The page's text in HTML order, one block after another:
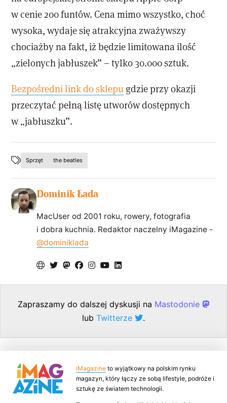
w cenie 200 funtów. Cena mimo wszystko, choć
wysoka, wydaje się atrakcyjna zważywszy
chociażby na fakt, iż będzie limitowana ilość
„zielonych jabłuszek” – tylko 30.000 sztuk.
Bezpośredni link do sklepu gdzie przy okazji
przeczytać pełną listę utworów dostępnych
w „jabłuszku”.
Sprzęt the beatles
Dominik Łada
MacUser od 2001 roku, rowery, fotografia
i dobra kuchnia. Redaktor naczelny iMagazine -
@dominiklada
Zapraszamy do dalszej dyskusji na Mastodonie
lub Twitterze .
iMagazine to wyjątkowy na polskim rynku
magazyn, który łączy ze sobą lifestyle, podróże i
sztukę ze światem technologii.